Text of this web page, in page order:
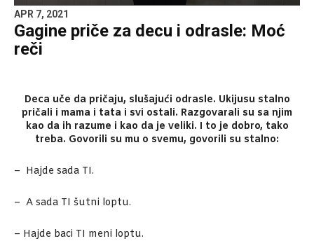
APR 7, 2021
Gagine priče za decu i odrasle: Moć
reči
Deca uče da pričaju, slušajući odrasle. Ukijusu stalno
pričali i mama i tata i svi ostali. Razgovarali su sa njim
kao da ih razume i kao da je veliki. I to je dobro, tako
treba. Govorili su mu o svemu, govorili su stalno:
– Hajde sada TI.
– A sada TI šutni loptu.
– Hajde baci TI meni loptu.